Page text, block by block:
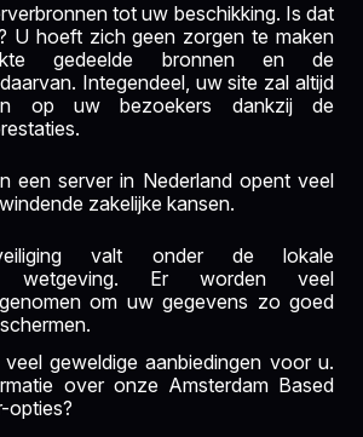
tot uw beschikking. Is dat
U hoeft zich geen zorgen te maken
gedeelde bronnen en de
Integendeel, uw site zal altijd
op uw bezoekers dankzij de
een server in Nederland opent veel
zakelijke kansen.
valt onder de lokale
wetgeving. Er worden veel
om uw gegevens zo goed
geweldige aanbiedingen voor u.
over onze Amsterdam Based
opties?